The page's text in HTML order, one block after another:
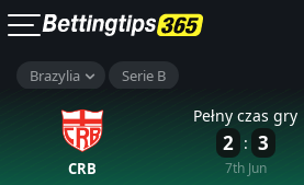
Brazylia Serie B
CRB
Pełny czas gry
2 : 3
7th Jun